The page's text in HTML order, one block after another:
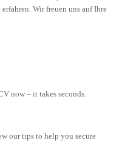
Wir freuen uns auf Ihre
now – it takes seconds.
our tips to help you secure